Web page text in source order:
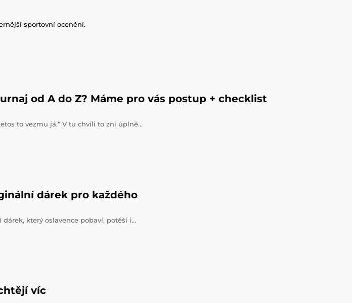
sportovní ocenění.
od A do Z? Máme pro vás postup + checklist
to vezmu já.“ V tu chvíli to zní úplně…
dárek pro každého
který oslavence pobaví, potěší i…
víc